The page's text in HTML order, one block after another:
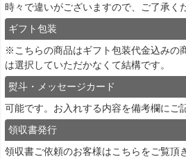
時々で違いがございますので、ご了承く
ギフト包装
※こちらの商品はギフト包装代金込みの
は選択していただかなくて結構です。
熨斗・メッセージカード
可能です。お入れする内容を備考欄にご
領収書発行
領収書ご依頼のお客様はこちらをご覧頂